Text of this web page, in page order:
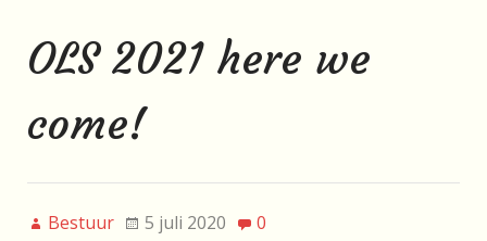
OLS 2021 here we
come!
Bestuur 5 juli 2020 0